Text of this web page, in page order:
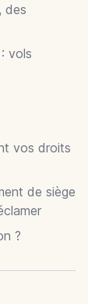
des
vols
vos droits
de siège
?